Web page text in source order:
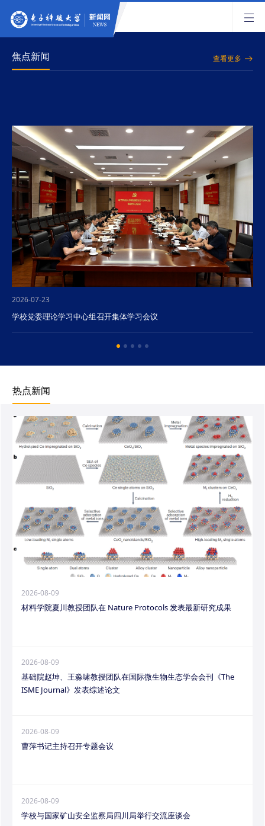
焦点新闻 查看更多
2026-07-23
学校党委理论学习中心组召开集体学习会议
热点新闻
2026-08-09
材料学院夏川教授团队在 Nature Protocols 发表最新研究成果
2026-08-09
基础院赵坤、王淼啸教授团队在国际微生物生态学会会刊《The
ISME Journal》发表综述论文
2026-08-09
曹萍书记主持召开专题会议
2026-08-09
学校与国家矿山安全监察局四川局举行交流座谈会